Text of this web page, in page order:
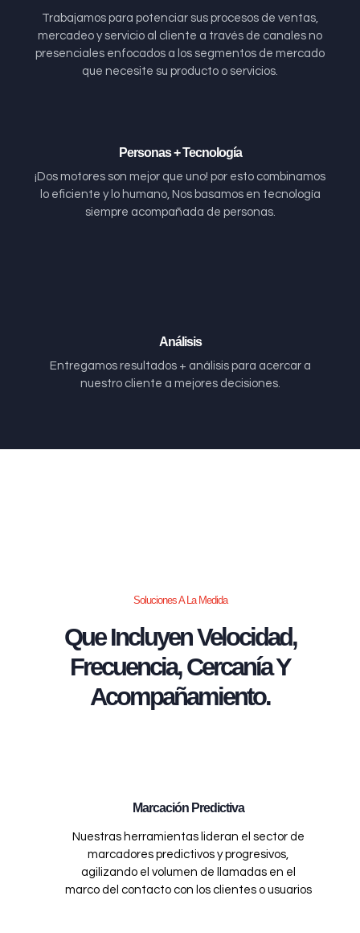
Trabajamos para potenciar sus procesos de ventas,
mercadeo y servicio al cliente a través de canales no
presenciales enfocados a los segmentos de mercado
que necesite su producto o servicios.
Personas + Tecnología
¡Dos motores son mejor que uno! por esto combinamos
lo eficiente y lo humano, Nos basamos en tecnología
siempre acompañada de personas.
Análisis
Entregamos resultados + análisis para acercar a
nuestro cliente a mejores decisiones.
Soluciones A La Medida
Que Incluyen Velocidad,
Frecuencia, Cercanía Y
Acompañamiento.
Marcación Predictiva
Nuestras herramientas lideran el sector de
marcadores predictivos y progresivos,
agilizando el volumen de llamadas en el
marco del contacto con los clientes o usuarios